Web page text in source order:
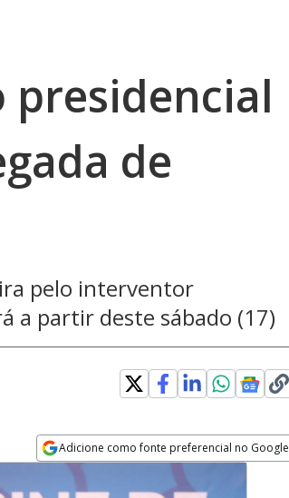
presidencial
de
pelo interventor
a partir deste sábado (17)
Adicione como fonte preferencial no Google
Opens in new window